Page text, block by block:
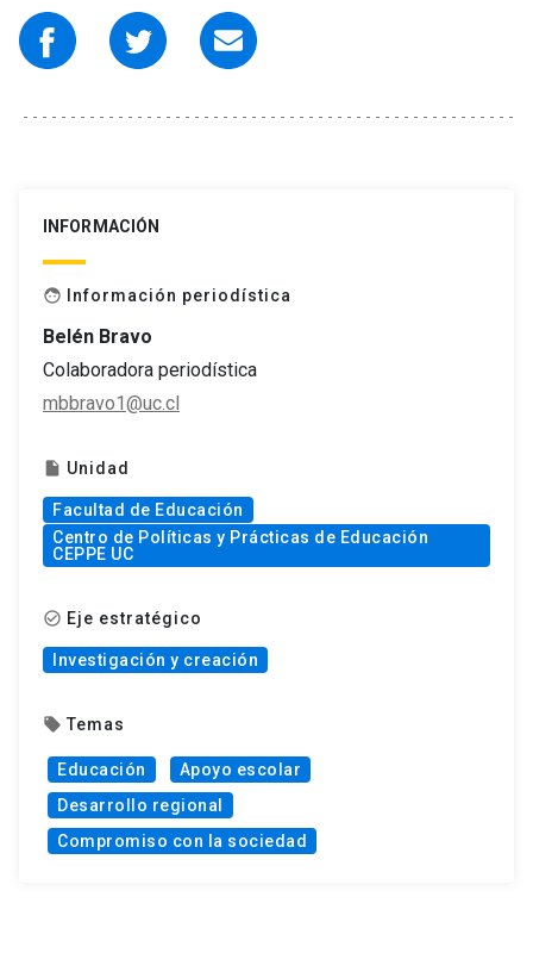
INFORMACIÓN
face Información periodística
Belén Bravo
Colaboradora periodística
mbbravo1@uc.cl
insert_drive_file Unidad
Facultad de Educación
Centro de Políticas y Prácticas de Educación
CEPPE UC
check_circle_outline Eje estratégico
Investigación y creación
local_offer Temas
Educación
Apoyo escolar
Desarrollo regional
Compromiso con la sociedad